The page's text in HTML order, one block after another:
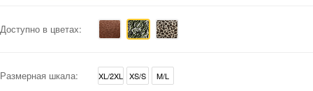
Доступно в цветах:
Размерная шкала: XL/2XL XS/S M/L